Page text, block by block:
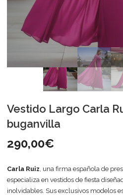
Vestido Largo Carla
buganvilla
290,00€
Carla Ruiz , una firma española de
especializa en vestidos de fiesta
inolvidables. Sus exclusivos modelos